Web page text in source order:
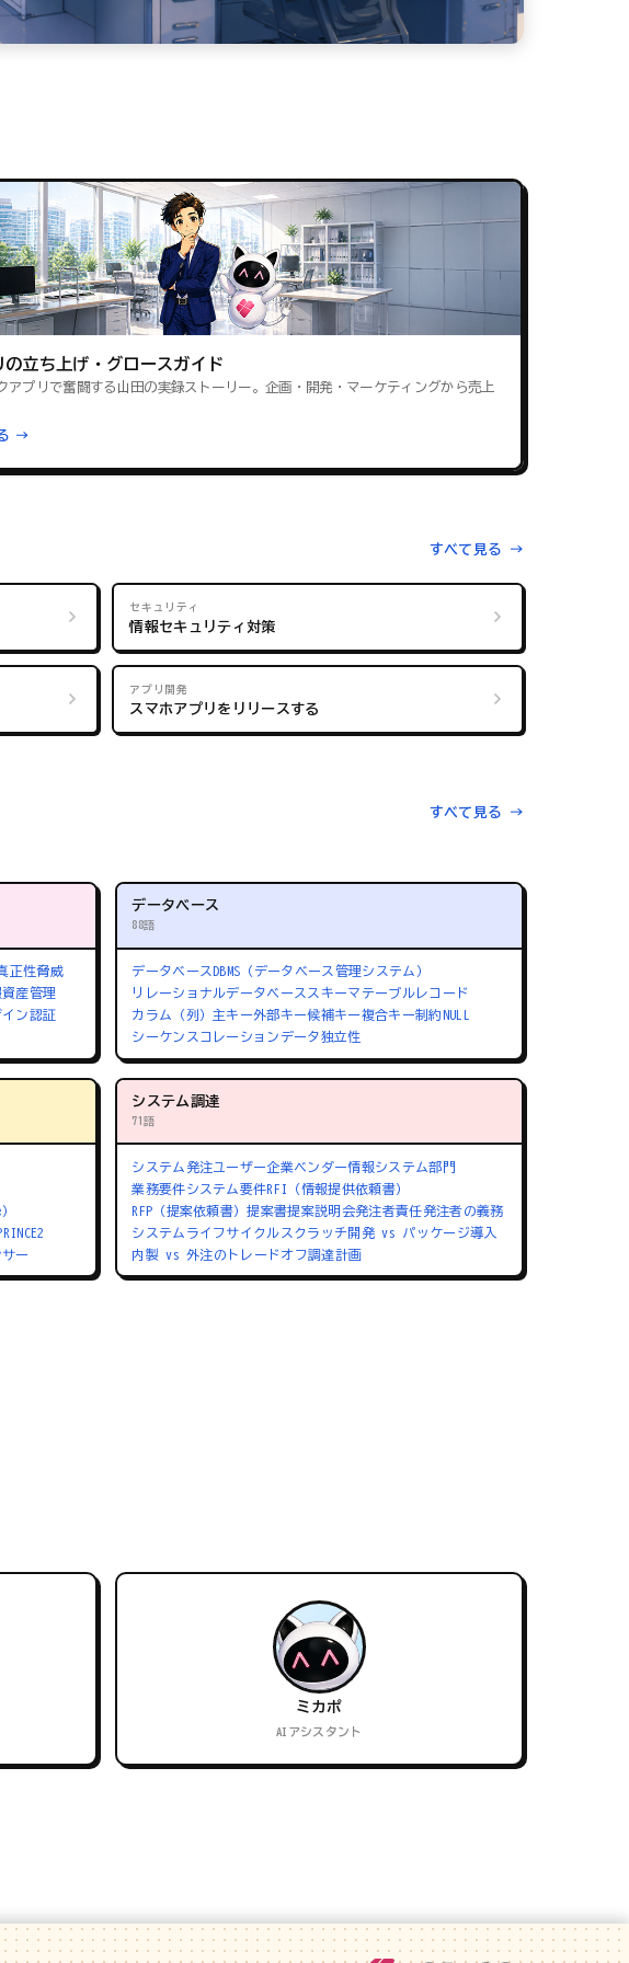
の立ち上げ・グロースガイド
アプリで奮闘する山田の実録ストーリー。企画・開発・マーケティングから売上
→
すべて見る →
セキュリティ
情報セキュリティ対策
アプリ開発
スマホアプリをリリースする
すべて見る →
正性脅威
産管理
ン認証
データベース
88語
データベースDBMS（データベース管理システム）
リレーショナルデータベース スキーマ テーブルレコード
カラム（列）主キー外部キー候補キー複合キー制約NULL
シーケンス コレーションデータ独立性
ー
システム調達
71語
システム発注ユーザー企業ベンダー情報システム部門
業務要件システム要件RFI（情報提供依頼書）
RFP（提案依頼書）提案書提案説明会発注者責任発注者の義務
システムライフサイクル スクラッチ開発 vs パッケージ導入
内製 vs 外注のトレードオフ調達計画
ミカポ
AIアシスタント